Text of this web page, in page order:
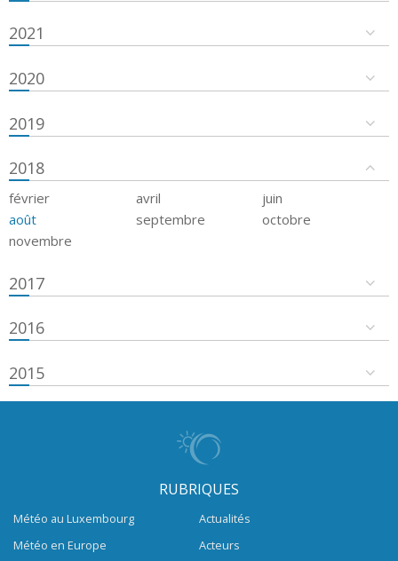
2021
2020
2019
2018
février avril
juin
août
septembre
octobre
novembre
2017
2016
2015
RUBRIQUES
Météo au Luxembourg
Météo en Europe
Actualités
Acteurs